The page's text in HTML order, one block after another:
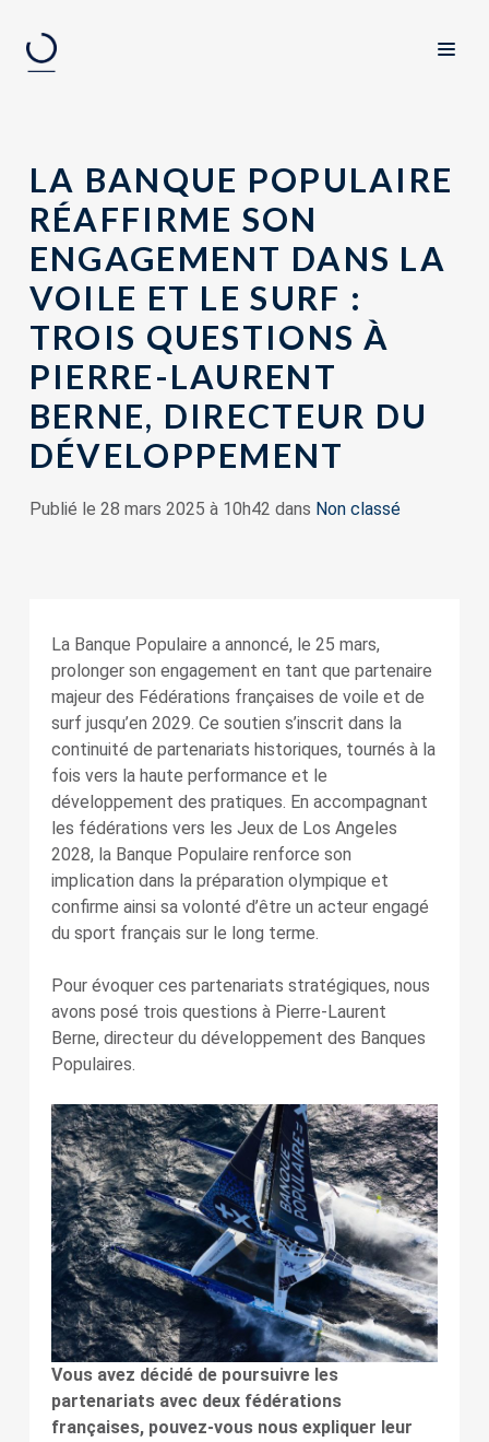
LA BANQUE POPULAIRE
RÉAFFIRME SON
ENGAGEMENT DANS LA
VOILE ET LE SURF :
TROIS QUESTIONS À
PIERRE-LAURENT
BERNE, DIRECTEUR DU
DÉVELOPPEMENT
Publié le 28 mars 2025 à 10h42 dans Non classé
La Banque Populaire a annoncé, le 25 mars,
prolonger son engagement en tant que partenaire
majeur des Fédérations françaises de voile et de
surf jusqu’en 2029. Ce soutien s’inscrit dans la
continuité de partenariats historiques, tournés à la
fois vers la haute performance et le
développement des pratiques. En accompagnant
les fédérations vers les Jeux de Los Angeles
2028, la Banque Populaire renforce son
implication dans la préparation olympique et
confirme ainsi sa volonté d’être un acteur engagé
du sport français sur le long terme.
Pour évoquer ces partenariats stratégiques, nous
avons posé trois questions à Pierre-Laurent
Berne, directeur du développement des Banques
Populaires.
Vous avez décidé de poursuivre les
partenariats avec deux fédérations
françaises, pouvez-vous nous expliquer leur